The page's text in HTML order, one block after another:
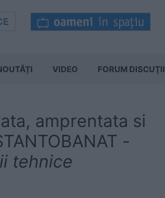
VIDEO FORUM DISCUŢII
amprentata si
-
tehnice